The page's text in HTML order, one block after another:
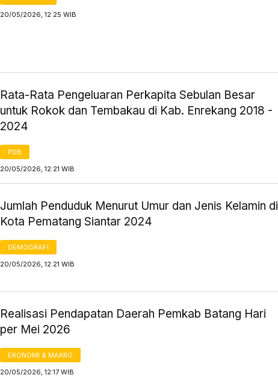
20/05/2026, 12:25 WIB
Rata-Rata Pengeluaran Perkapita Sebulan Besar
untuk Rokok dan Tembakau di Kab. Enrekang 2018 -
2024
PDB
20/05/2026, 12:21 WIB
Jumlah Penduduk Menurut Umur dan Jenis Kelamin di
Kota Pematang Siantar 2024
DEMOGRAFI
20/05/2026, 12:21 WIB
Realisasi Pendapatan Daerah Pemkab Batang Hari
per Mei 2026
EKONOMI & MAKRO
20/05/2026, 12:17 WIB